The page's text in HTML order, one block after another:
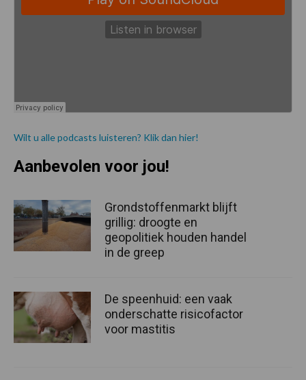
Wilt u alle podcasts luisteren? Klik dan hier!
Aanbevolen voor jou!
Grondstoffenmarkt blijft
grillig: droogte en
geopolitiek houden handel
in de greep
De speenhuid: een vaak
onderschatte risicofactor
voor mastitis